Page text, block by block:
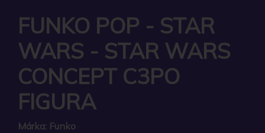
FUNKO POP - STAR
WARS - STAR WARS
CONCEPT C3PO
FIGURA
Márka: Funko